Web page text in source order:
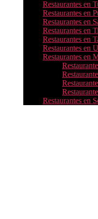
Restaurantes en
Restaurantes en
Restaurantes en
Restaurantes en
Restaurantes en
Restaurantes en
Restaurantes en
Restaurantes en